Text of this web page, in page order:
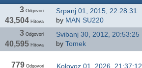
3 Odgovori
43,504 Hitova
Srpanj 01, 2015, 22:28:31
by MAN SU220
3 Odgovori
40,595 Hitova
Svibanj 30, 2012, 20:53:25
byTomek
779Odgovori Kolovoz 01, 2026, 21:37:12